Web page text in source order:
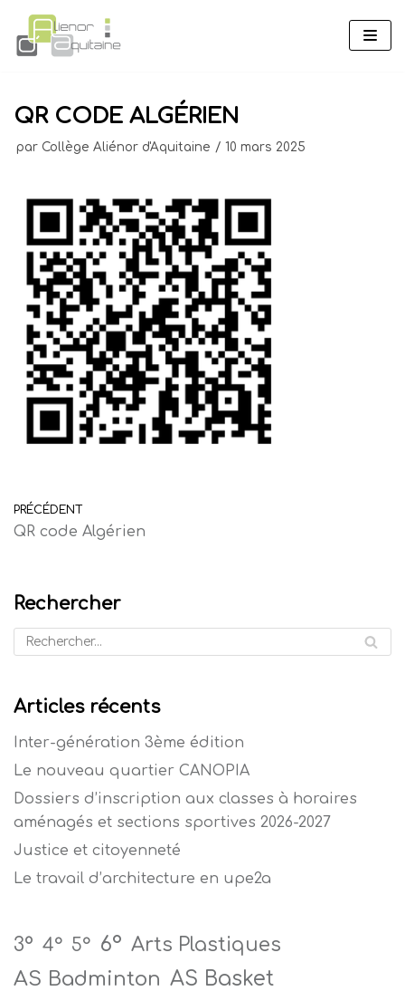
Aller
au
QR CODE ALGÉRIEN
par Collège Aliénor d'Aquitaine 10 mars 2025
PRÉCÉDENT
QR code Algérien
Rechercher
Articles récents
Inter-génération 3ème édition
Le nouveau quartier CANOPIA
Dossiers d’inscription aux classes à horaires
aménagés et sections sportives 2026-2027
Justice et citoyenneté
Le travail d’architecture en upe2a
3° 4° 5° 6° Arts Plastiques
AS Badminton AS Basket